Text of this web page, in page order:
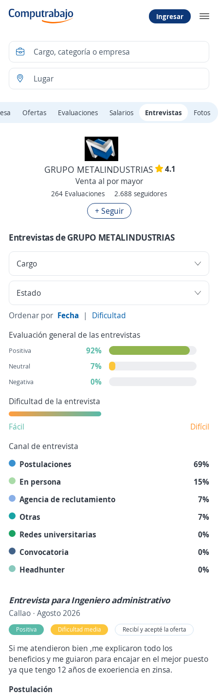
Ingresar
Ofertas Evaluaciones Salarios Entrevistas Fotos
GRUPO METALINDUSTRIAS
4.1
Venta al por mayor
264 Evaluaciones 2.688 seguidores
+ Seguir
Entrevistas de GRUPO METALINDUSTRIAS
Ordenar por Fecha |
Dificultad
Evaluación general de las entrevistas
Positiva 92%
Neutral 7%
Negativa
0%
Dificultad de la entrevista
Fácil
Difícil
Canal de entrevista
Postulaciones
69%
En persona
15%
Agencia de reclutamiento
7%
Otras
7%
Redes universitarias
0%
Convocatoria
0%
Headhunter
0%
Entrevista para Ingeniero administrativo
Callao · Agosto 2026
Positiva Dificultad media Recibí y acepté la oferta
Si me atendieron bien ,me explicaron todo los
beneficios y me guiaron para encajar en el mejor puesto
ya que tengo 12 años de exoeriencia en zinsa.
Postulación